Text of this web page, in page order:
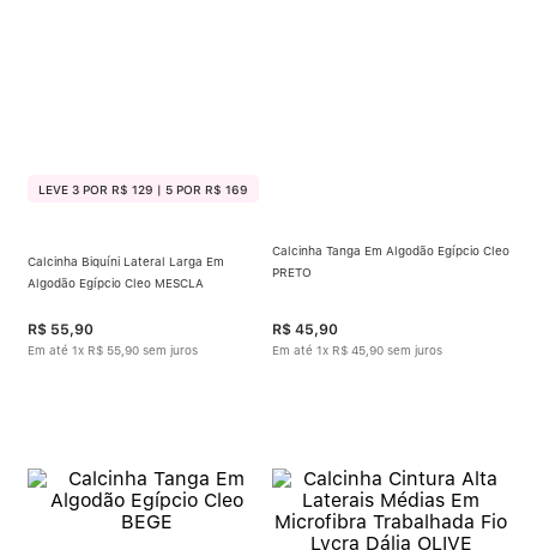
LEVE 3 POR R$ 129 | 5 POR R$ 169
Calcinha Biquíni Lateral Larga Em
Algodão Egípcio Cleo MESCLA
R$ 55,90
Em até 1x R$ 55 90 sem juros
Calcinha Tanga Em Algodão Egípcio Cleo
PRETO
R$ 45,90
Em até 1x R$ 45 90 sem juros